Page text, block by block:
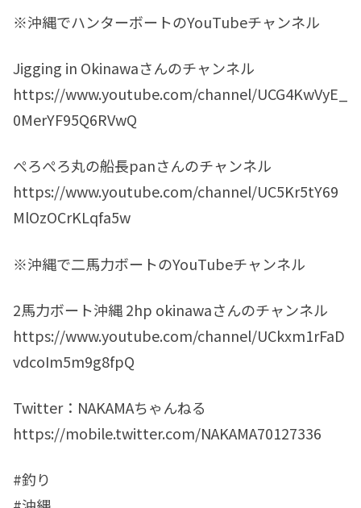
※沖縄でハンターボートのYouTubeチャンネル
Jigging in Okinawaさんのチャンネル
https://www.youtube.com/channel/UCG4KwVyE_
0MerYF95Q6RVwQ
ぺろぺろ丸の船長panさんのチャンネル
https://www.youtube.com/channel/UC5Kr5tY69
MlOzOCrKLqfa5w
※沖縄で二馬力ボートのYouTubeチャンネル
2馬力ボート沖縄 2hp okinawaさんのチャンネル
https://www.youtube.com/channel/UCkxm1rFaD
vdcoIm5m9g8fpQ
Twitter：NAKAMAちゃんねる
https://mobile.twitter.com/NAKAMA70127336
#釣り